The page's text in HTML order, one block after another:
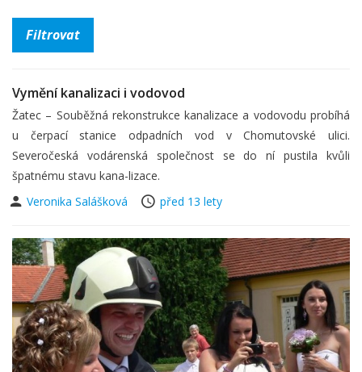
Vymění kanalizaci i vodovod
Žatec – Souběžná rekonstrukce kanalizace a vodovodu probíhá
u čerpací stanice odpadních vod v Chomutovské ulici.
Severočeská vodárenská společnost se do ní pustila kvůli
špatnému stavu kana-lizace.
Veronika Salášková
před 13 lety